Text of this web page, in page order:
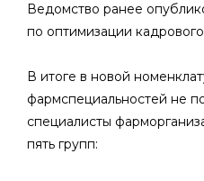
Ведомство ранее
по оптимизации
В итоге в новой
фармспециальностей не
специалисты
пять групп: